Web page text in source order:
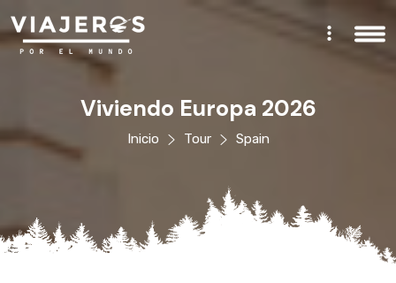
Viviendo Europa 2026
Inicio Tour Spain